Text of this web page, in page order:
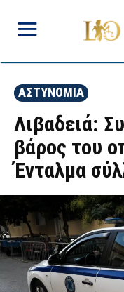
ΑΣΤΥΝΟΜΙΑ
Λιβαδειά:
βάρος του
Ένταλμα